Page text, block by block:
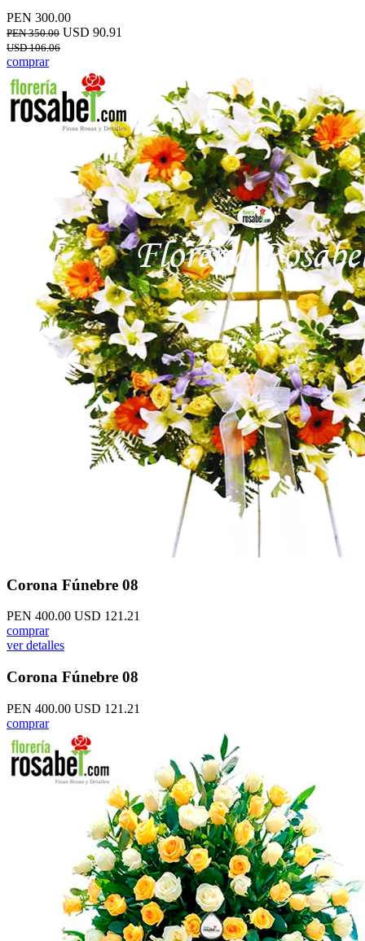
PEN 300.00
PEN 350.00 USD 90.91
USD 106.06
comprar
Corona Fúnebre 08
PEN 400.00 USD 121.21
comprar
ver detalles
Corona Fúnebre 08
PEN 400.00 USD 121.21
comprar